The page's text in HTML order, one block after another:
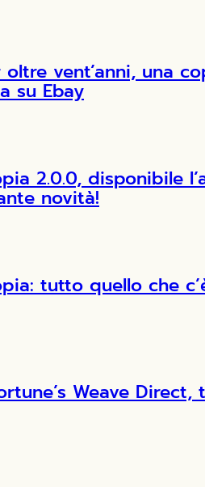
vent’anni, una
su Ebay
2.0.0, disponibile
novità!
tutto quello che
Weave